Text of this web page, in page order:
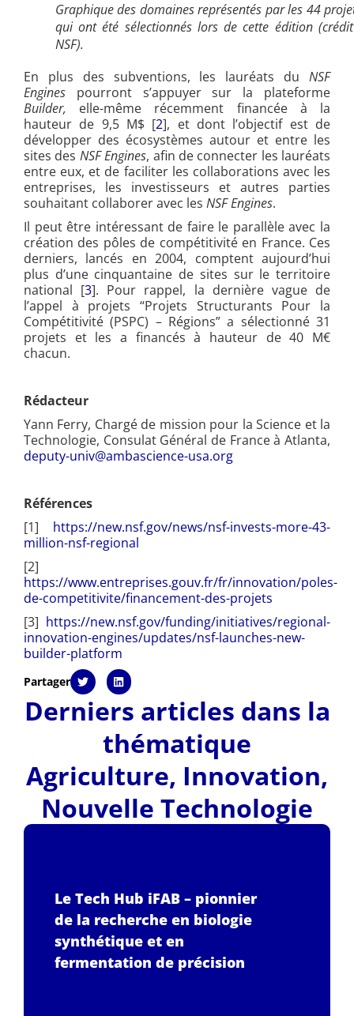
Graphique des domaines représentés par les 44
qui ont été sélectionnés lors de cette édition
NSF).
En plus des subventions, les lauréats du NSF
Engines pourront s’appuyer sur la plateforme
Builder, elle-même récemment financée à la
hauteur de 9,5 M$ [2], et dont l’objectif est de
développer des écosystèmes autour et entre les
sites des NSF Engines, afin de connecter les lauréats
entre eux, et de faciliter les collaborations avec les
entreprises, les investisseurs et autres parties
souhaitant collaborer avec les NSF Engines.
Il peut être intéressant de faire le parallèle avec la
création des pôles de compétitivité en France. Ces
derniers, lancés en 2004, comptent aujourd’hui
plus d’une cinquantaine de sites sur le territoire
national [3]. Pour rappel, la dernière vague de
l’appel à projets “Projets Structurants Pour la
Compétitivité (PSPC) – Régions” a sélectionné 31
projets et les a financés à hauteur de 40 M€
chacun.
Rédacteur
Yann Ferry, Chargé de mission pour la Science et la
Technologie, Consulat Général de France à Atlanta,
deputy-univ@ambascience-usa.org
Références
[1] https://new.nsf.gov/news/nsf-invests-more-43-
million-nsf-regional
[2]
https://www.entreprises.gouv.fr/fr/innovation/poles-
de-competitivite/financement-des-projets
[3] https://new.nsf.gov/funding/initiatives/regional-
innovation-engines/updates/nsf-launches-new-
builder-platform
Partager
Derniers articles dans la
thématique
Agriculture, Innovation,
Nouvelle Technologie
Le Tech Hub iFAB – pionnier
de la recherche en biologie
synthétique et en
fermentation de précision